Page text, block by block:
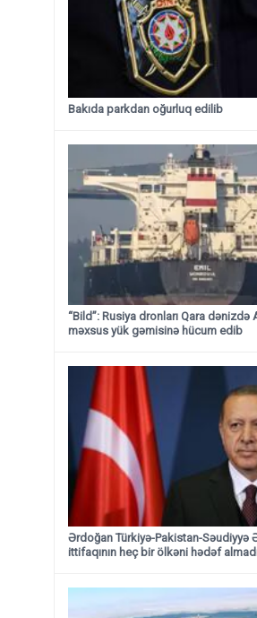
Bakıda parkdan oğurluq edilib
“Bild”: Rusiya dronları Qara dənizdə
məxsus yük gəmisinə hücum edib
Ərdoğan Türkiyə-Pakistan-Səudiyyə
ittifaqının heç bir ölkəni hədəf